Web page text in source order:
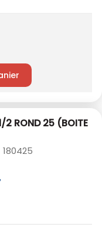
2 ROND 25 (BOITE
180425